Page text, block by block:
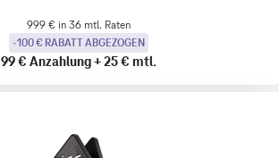
999 € in 36 mtl. Raten
-100 € RABATT ABGEZOGEN
99 € Anzahlung+25 € mtl.